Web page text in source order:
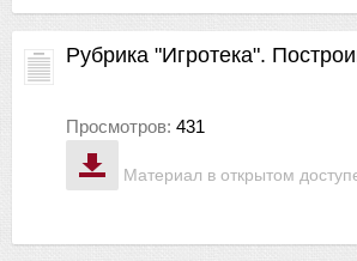
Материал в открытом
Рубрика "Игротека".
Просмотров: 431